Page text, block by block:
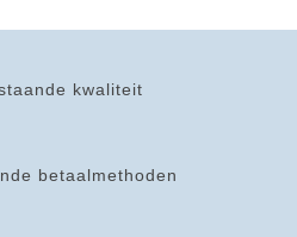
betaalmethoden
kwaliteit